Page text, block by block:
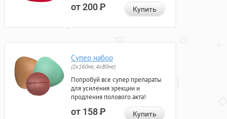
от 200Р Купить
Супер набор
(2х160мг, 4х80мг)
Попробуй все супер препараты
для усиления эрекции и
продления полового акта!
от 158Р Купить